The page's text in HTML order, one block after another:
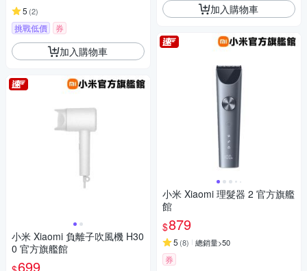
【超優惠】
5 (2)
挑戰低價 券
加入購物車
小米 Xiaomi 負離子吹風機 H30
0 官方旗艦館
699
加入購物車
小米 Xiaomi 理髮器 2 官方旗艦
館
$879
5 (8) 總銷量>50
券